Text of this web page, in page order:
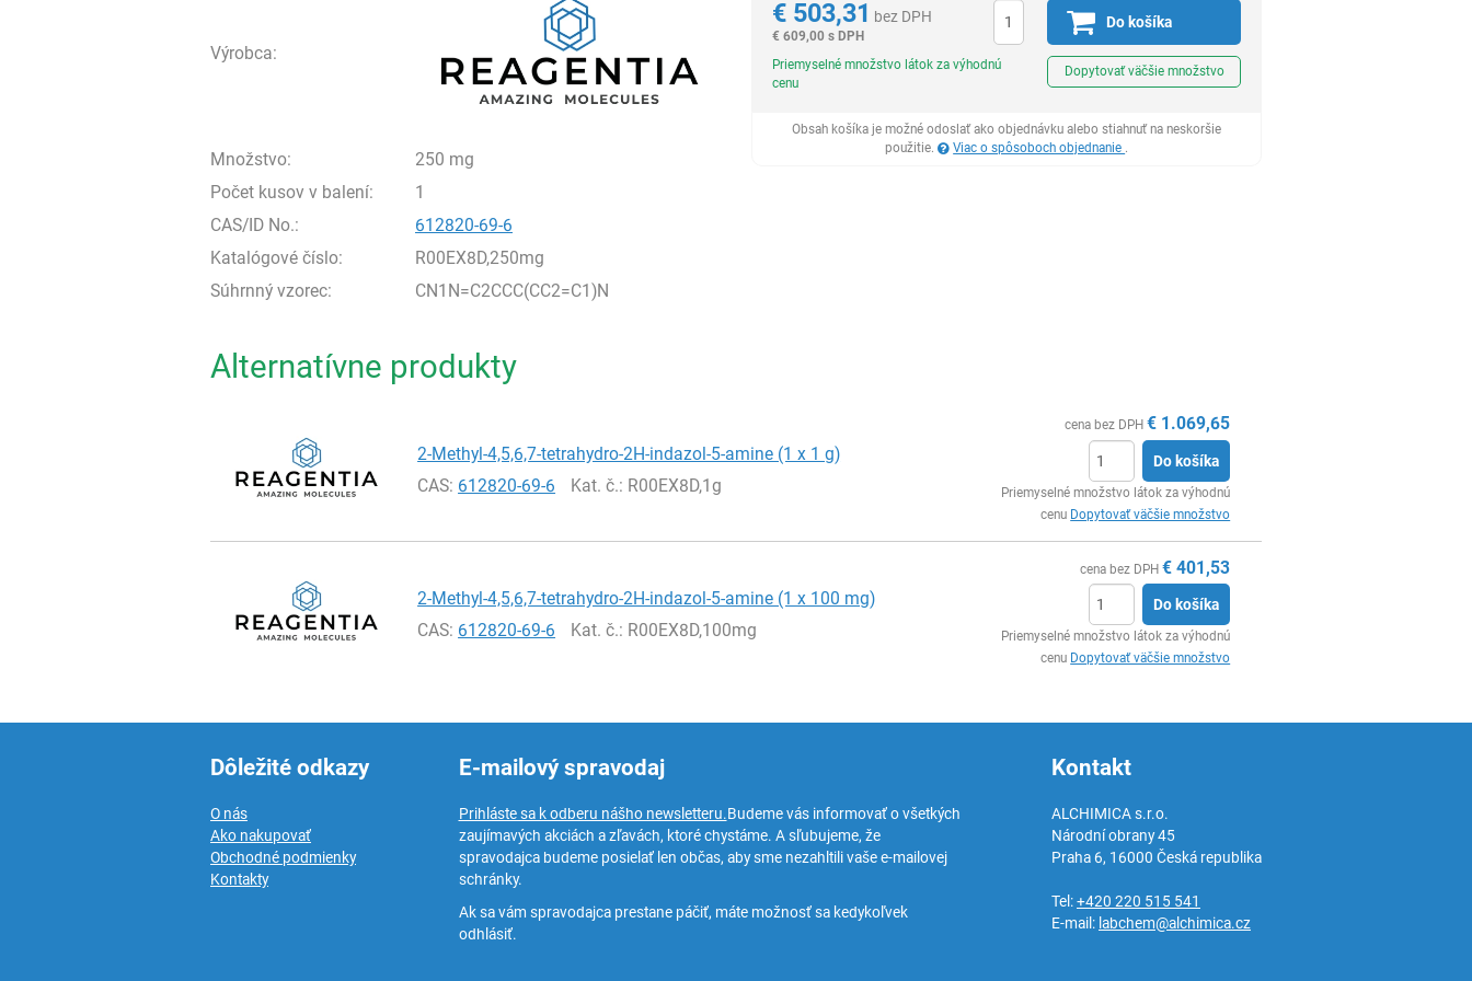
Výrobca:
Množstvo:
250 mg
Počet kusov v balení:
1
CAS/ID No.:
612820-69-6
Katalógové číslo:
R00EX8D,250mg
Súhrnný vzorec:
CN1N=C2CCC(CC2=C1)N
€503,31 bez DPH
€ 609,00 s DPH
Ks
Do košíka
Priemyselné množstvo látok za výhodnú
cenu
Dopytovať väčšie množstvo
Obsah košíka je možné odoslať ako objednávku alebo stiahnuť na neskoršie
použitie.
Viac o spôsoboch objednanie .
Alternatívne produkty
2-Methyl-4,5,6,7-tetrahydro-2H-indazol-5-amine (1 x 1 g)
CAS: 612820-69-6 Kat. č.: R00EX8D,1g
cena bez DPH € 1.069,65
Do košíka
Priemyselné množstvo látok za výhodnú
cenu Dopytovať väčšie množstvo
2-Methyl-4,5,6,7-tetrahydro-2H-indazol-5-amine (1 x 100 mg)
CAS: 612820-69-6 Kat. č.: R00EX8D,100mg
cena bez DPH € 401,53
Do košíka
Priemyselné množstvo látok za výhodnú
cenu Dopytovať väčšie množstvo
Dôležité odkazy
O nás
Ako nakupovať
Obchodné podmienky
Kontakty
E-mailový spravodaj
Prihláste sa k odberu nášho newsletteru.Budeme vás informovať o všetkých
zaujímavých akciách a zľavách, ktoré chystáme. A sľubujeme, že
spravodajca budeme posielať len občas, aby sme nezahltili vaše e-mailovej
schránky.
Ak sa vám spravodajca prestane páčiť, máte možnosť sa kedykoľvek
odhlásiť.
Kontakt
ALCHIMICA s.r.o.
Národní obrany 45
Praha 6, 16000 Česká republika
Tel:+420 220 515 541
E-mail: labchem@alchimica.cz